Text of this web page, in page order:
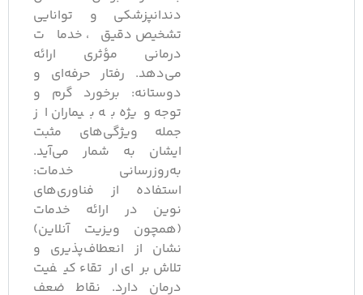
دندانپزشکی و توانایی
تشخیص دقیق، خدمات
درمانی مؤثری ارائه
می‌دهد. رفتار حرفه‌ای و
دوستانه: برخورد گرم و
توجه ویژه به بیماران از
جمله ویژگی‌های مثبت
ایشان به شمار می‌آید.
به‌روزرسانی خدمات:
استفاده از فناوری‌های
نوین در ارائه خدمات
(همچون ویزیت آنلاین)
نشان از انعطاف‌پذیری و
تلاش برای ارتقاء کیفیت
درمان دارد. نقاط ضعف